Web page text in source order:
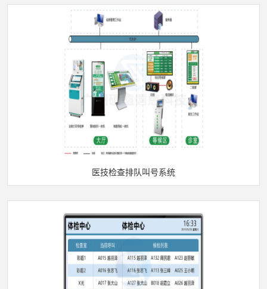
医技检查排队叫号系统